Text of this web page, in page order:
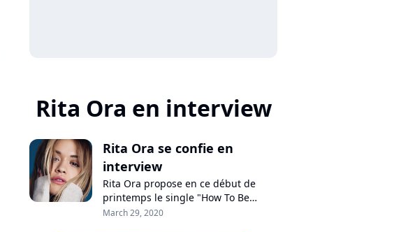
Rita Ora en interview
Rita Ora se confie en
interview
Rita Ora propose en ce début de
printemps le single "How To Be
Lonely", co-écrit par Lewis Capaldi.
March 29, 2020